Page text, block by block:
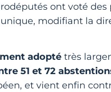
ont voté
modifiant la
adopté très
51 et 72
et vient enfin